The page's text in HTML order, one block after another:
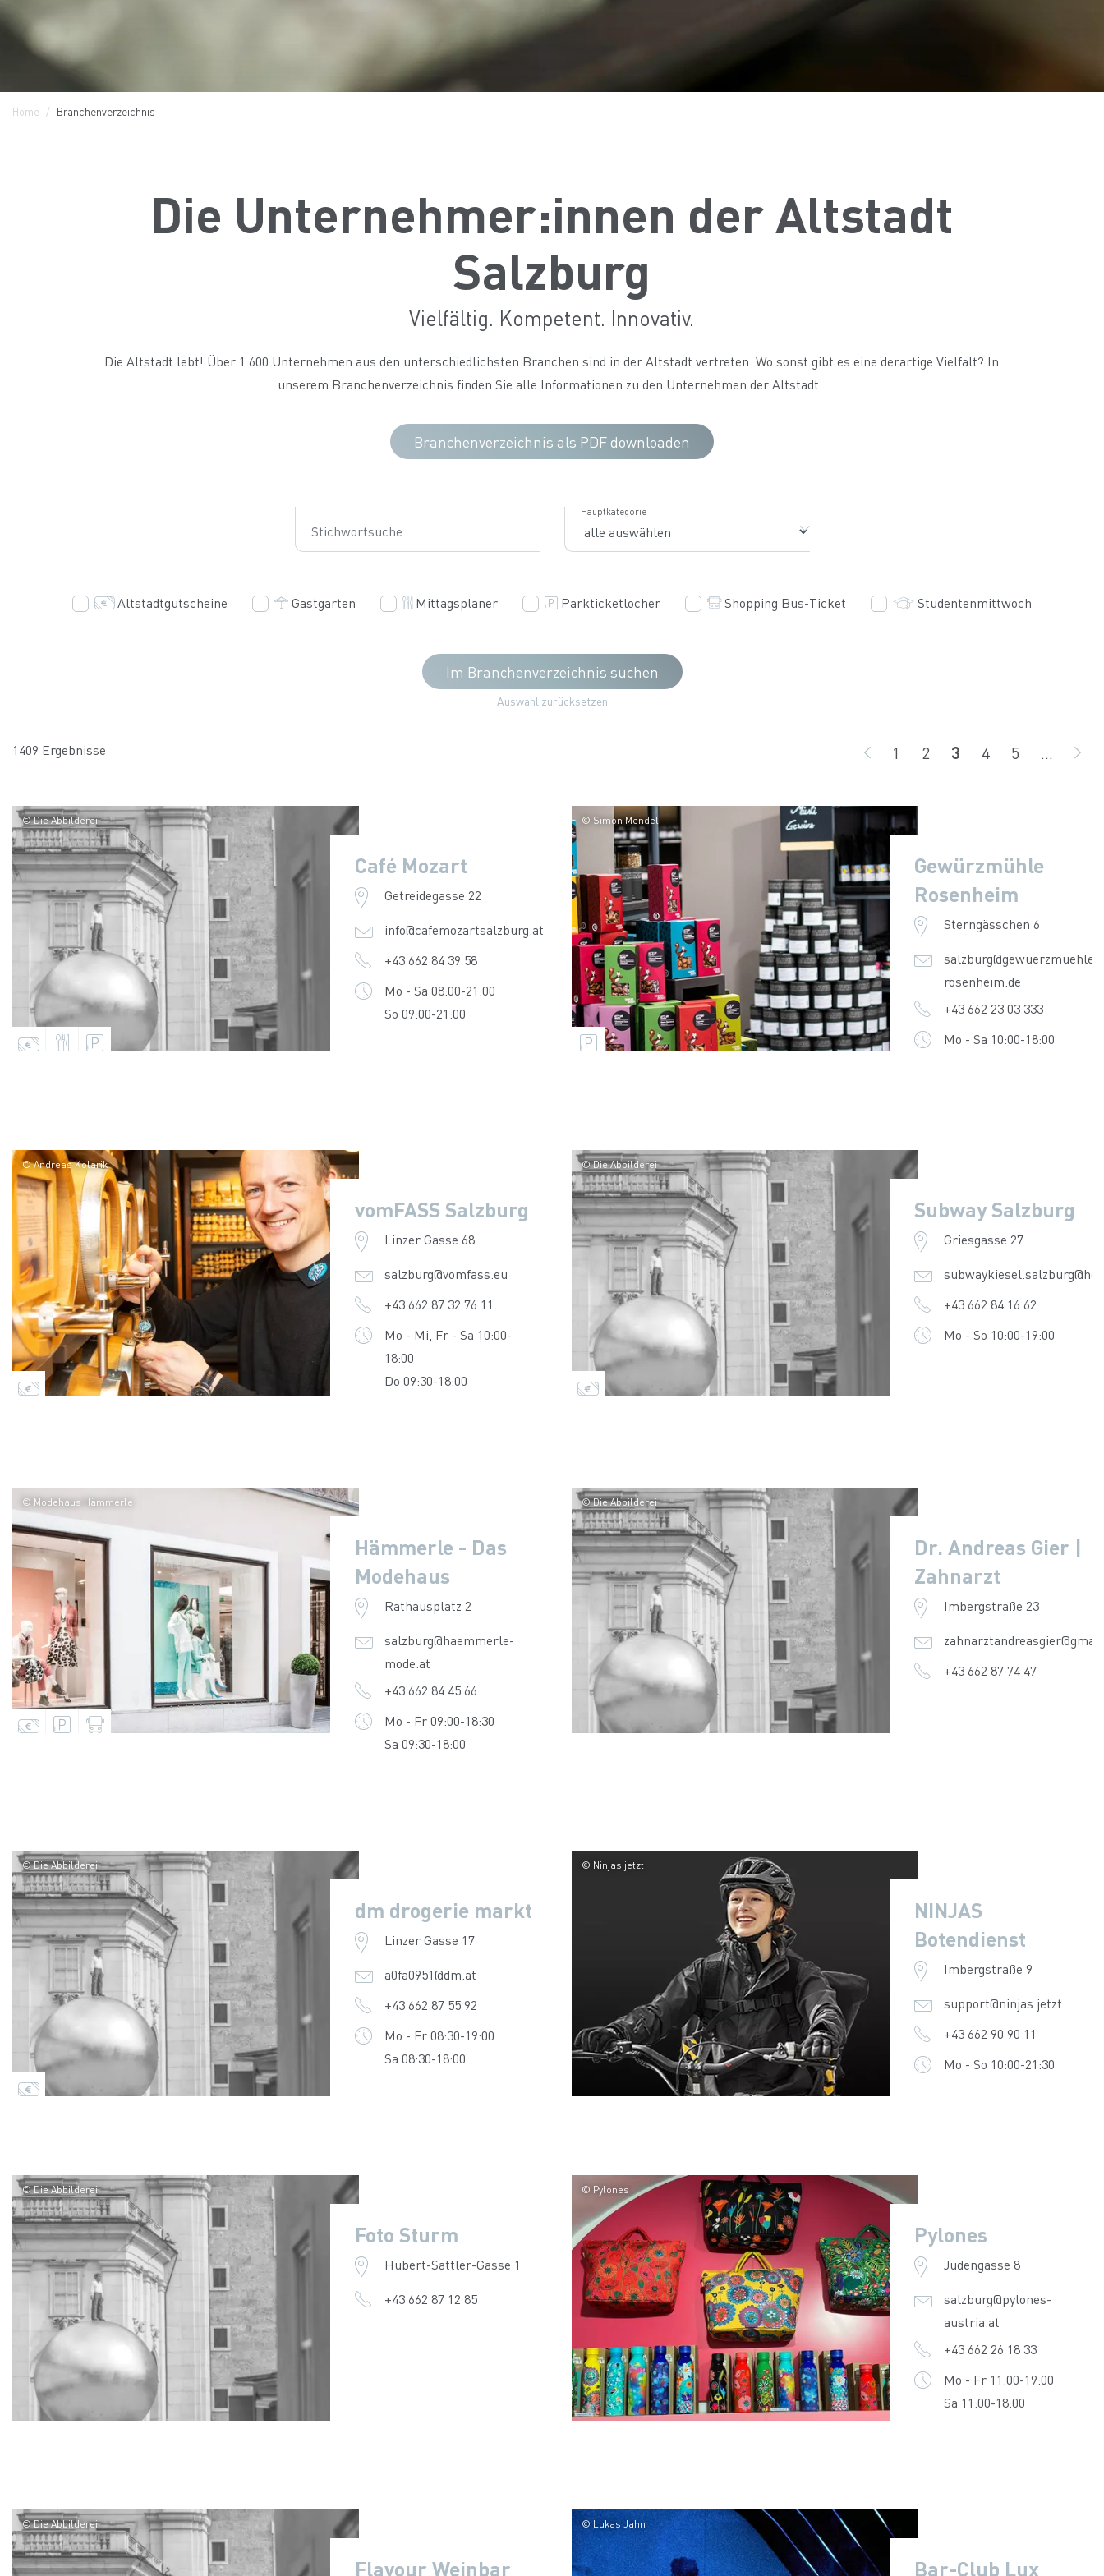
Home Branchenverzeichnis
Die Unternehmer:innen der Altstadt
Salzburg
Vielfältig. Kompetent. Innovativ.
Die Altstadt lebt! Über 1.600 Unternehmen aus den unterschiedlichsten Branchen sind in der Altstadt vertreten. Wo sonst gibt es eine derartige Vielfalt? In
unserem Branchenverzeichnis finden Sie alle Informationen zu den Unternehmen der Altstadt.
Branchenverzeichnis als PDF downloaden
Hauptkategorie
Altstadtgutscheine Gastgarten Mittagsplaner Parkticketlocher Shopping Bus-Ticket Studentenmittwoch
Im Branchenverzeichnis suchen
Auswahl zurücksetzen
1409 Ergebnisse
ZURÜCK
Seite
1 Seite
2 Seite
3 Seite
4 Seite
5 ...
© Die Abbilderei
Café Mozart
Getreidegasse 22
info@cafemozartsalzburg.at
+43 662 84 39 58
Mo - Sa 08:00-21:00
So 09:00-21:00
© Simon Mendel
Gewürzmühle
Rosenheim
Sterngässchen 6
salzburg@gewuerzmuehle-
rosenheim.de
+43 662 23 03 333
Mo - Sa 10:00-18:00
© Andreas Kolarik
vomFASS Salzburg
Linzer Gasse 68
salzburg@vomfass.eu
+43 662 87 32 76 11
Mo - Mi, Fr - Sa 10:00-
18:00
Do 09:30-18:00
© Die Abbilderei
Subway Salzburg
Griesgasse 27
+43 662 84 16 62
Mo - So 10:00-19:00
© Modehaus Hämmerle
Hämmerle - Das
Modehaus
Rathausplatz 2
salzburg@haemmerle-
mode.at
+43 662 84 45 66
Mo - Fr 09:00-18:30
Sa 09:30-18:00
© Die Abbilderei
Dr. Andreas Gier |
Zahnarzt
Imbergstraße 23
+43 662 87 74 47
© Die Abbilderei
dm drogerie markt
Linzer Gasse 17
a0fa0951@dm.at
+43 662 87 55 92
Mo - Fr 08:30-19:00
Sa 08:30-18:00
© Ninjas.jetzt
NINJAS
Botendienst
Imbergstraße 9
support@ninjas.jetzt
+43 662 90 90 11
Mo - So 10:00-21:30
© Die Abbilderei
Foto Sturm
Hubert-Sattler-Gasse 1
+43 662 87 12 85
© Pylones
Pylones
Judengasse 8
salzburg@pylones-
austria.at
+43 662 26 18 33
Mo - Fr 11:00-19:00
Sa 11:00-18:00
© Die Abbilderei
Flavour Weinbar
© Lukas Jahn
Bar-Club Lux